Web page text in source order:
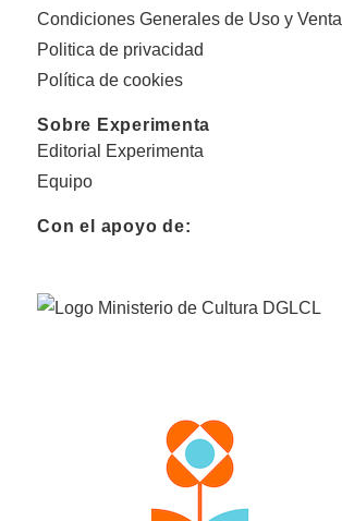
Condiciones Generales de Uso y Venta
Politica de privacidad
Política de cookies
Sobre Experimenta
Editorial Experimenta
Equipo
Con el apoyo de: